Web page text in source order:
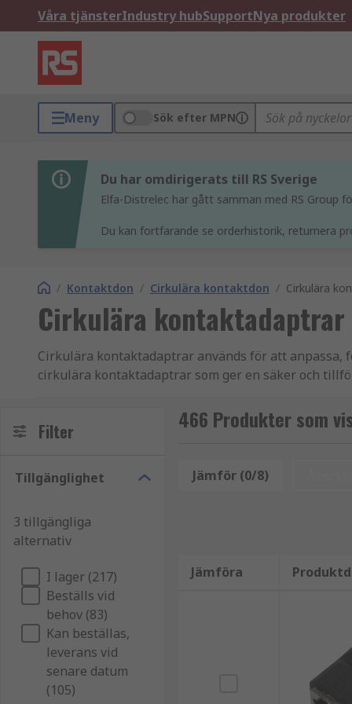
Våra tjänsterIndustry hubSupportNya produkter
Meny Sök efter MPN
Du har omdirigerats till RS Sverige
Elfa-Distrelec har gått samman med RS Group
Du kan fortfarande se orderhistorik, returnera
/ Kontaktdon / Cirkulära kontaktdon / Cirkulära
Cirkulära kontaktadaptrar
Cirkulära kontaktadaptrar används för att anpassa,
cirkulära kontaktadaptrar som ger en säker och
Adaptrarna är utvecklade för applikationer där
Fördelar med cirkulära kontaktadaptrar
Med rätt cirkulär kontaktadapter kan du förenkla
Vanliga fördelar är:
Möjlighet att koppla samman olika
Säker elektrisk och mekanisk anslutning
Tidsbesparing vid installation och underhåll
Lång livslängd även i tuffa miljöer
Vanliga användningsområden
Filter
Tillgänglighet
3 tillgängliga
alternativ
I lager (217)
Beställs vid
behov (83)
Kan beställas,
leverans vid
senare datum
(105)
466 Produkter som
Jämför (0/8)
Jämföra